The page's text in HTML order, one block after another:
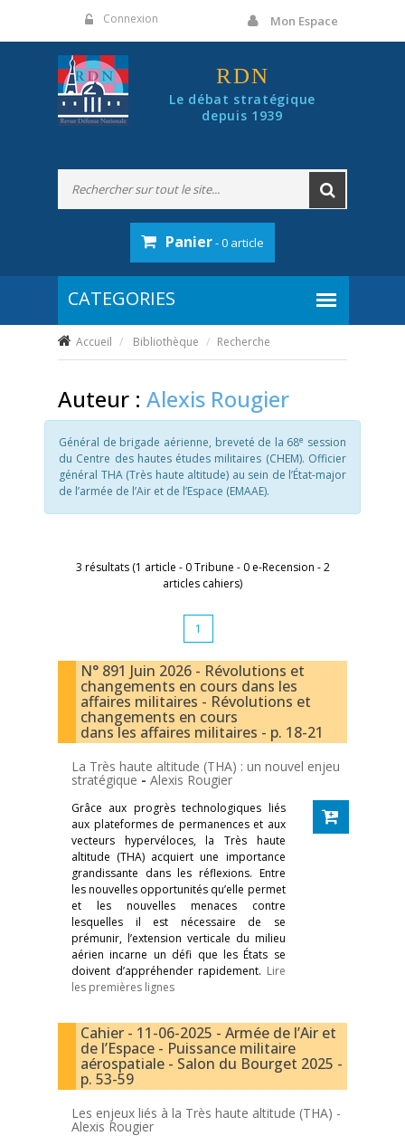
Connexion Mon Espace
RDN
Le débat stratégique
depuis 1939
Panier- 0 article
Accueil Bibliothèque Recherche
Auteur : Alexis Rougier
Général de brigade aérienne, breveté de la 68e session
du Centre des hautes études militaires (CHEM). Officier
général THA (Très haute altitude) au sein de l’État-major
de l’armée de l’Air et de l’Espace (EMAAE).
3 résultats (1 article - 0 Tribune - 0 e-Recension - 2
articles cahiers)
1
N° 891 Juin 2026 - Révolutions et
changements en cours dans les
affaires militaires - Révolutions et
changements en cours
dans les affaires militaires - p. 18-21
La Très haute altitude (THA) : un nouvel enjeu
stratégique - Alexis Rougier
Grâce aux progrès technologiques liés
aux plateformes de permanences et aux
vecteurs hypervéloces, la Très haute
altitude (THA) acquiert une importance
grandissante dans les réflexions. Entre
les nouvelles opportunités qu’elle permet
et les nouvelles menaces contre
lesquelles il est nécessaire de se
prémunir, l’extension verticale du milieu
aérien incarne un défi que les États se
doivent d’appréhender rapidement. Lire
les premières lignes
Cahier - 11-06-2025 - Armée de l’Air et
de l’Espace - Puissance militaire
aérospatiale - Salon du Bourget 2025 -
p. 53-59
Les enjeux liés à la Très haute altitude (THA) -
Alexis Rougier